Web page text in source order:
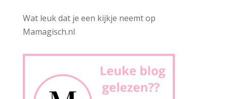
Wat leuk dat je een kijkje neemt op
Mamagisch.nl